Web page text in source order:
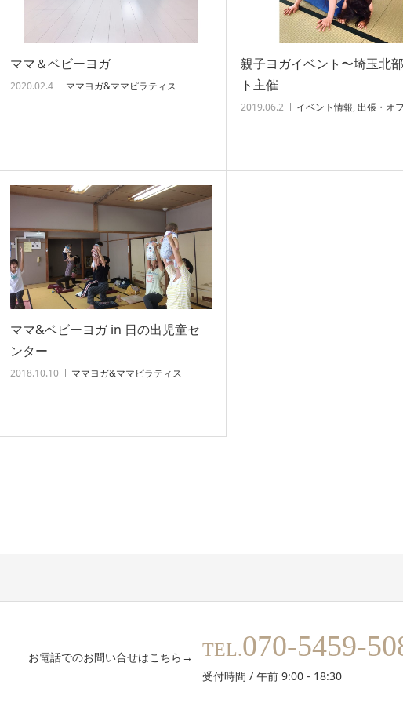
ママ＆ベビーヨガ
2020.02.4 ママヨガ&ママピラティス
親子ヨガイベント〜埼玉北
ト主催
2019.06.2 イベント情報, 出張・オ
ママ&ベビーヨガ in 日の出児童セ
ンター
2018.10.10 ママヨガ&ママピラティス
お電話でのお問い合せはこちら→ TEL.070-5459-
受付時間 / 午前 9:00 - 18:30